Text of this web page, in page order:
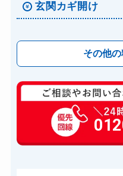
玄関カギ開け
その他
玄関カギ修理
玄関カギ交換
車カギ開け